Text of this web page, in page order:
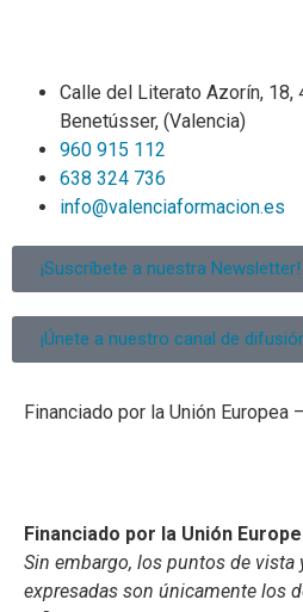
Calle del Literato Azorín, 18,
Benetússer, (Valencia)
960 915 112
638 324 736
info@valenciaformacion.es
¡Suscríbete a nuestra Newsletter!
¡Únete a nuestro canal de
Financiado por la Unión Europea
Financiado por la Unión
Sin embargo, los puntos de vista
expresadas son únicamente los